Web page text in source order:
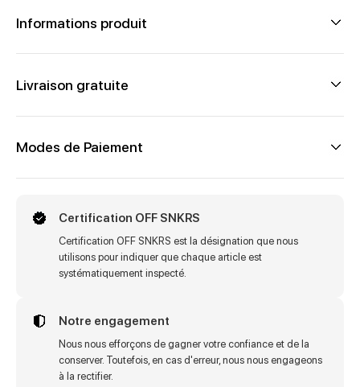
Informations produit
Livraison gratuite
Modes de Paiement
Certification OFF SNKRS
Certification OFF SNKRS est la désignation que nous
utilisons pour indiquer que chaque article est
systématiquement inspecté.
Notre engagement
Nous nous efforçons de gagner votre confiance et de la
conserver. Toutefois, en cas d'erreur, nous nous engageons
à la rectifier.